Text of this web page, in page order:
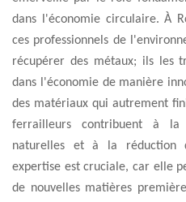
dans l'économie circulaire. À
ces professionnels de
récupérer des métaux; ils les
dans l'économie de manière
des matériaux qui autrement
ferrailleurs contribuent à la
naturelles et à la réduction
expertise est cruciale, car elle
de nouvelles matières